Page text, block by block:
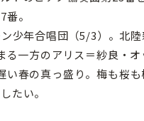
。
少年合唱団（5/3）。北
一方のアリス＝紗良・
い春の真っ盛り。梅も桜
たい。